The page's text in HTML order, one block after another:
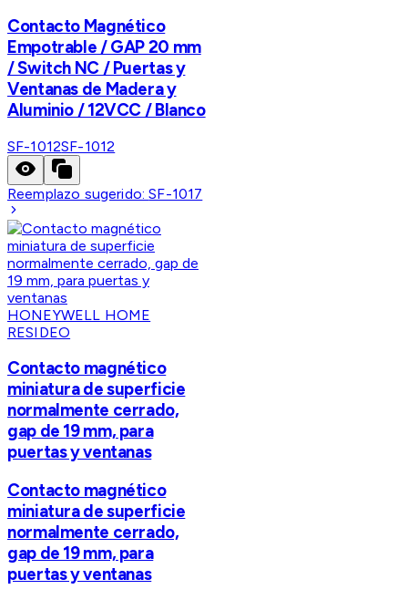
Contacto Magnético
Empotrable / GAP 20 mm
/ Switch NC / Puertas y
Ventanas de Madera y
Aluminio / 12VCC / Blanco
SF-1012SF-1012
Reemplazo sugerido:SF-1017
HONEYWELL HOME
RESIDEO
Contacto magnético
miniatura de superficie
normalmente cerrado,
gap de 19 mm, para
puertas y ventanas
Contacto magnético
miniatura de superficie
normalmente cerrado,
gap de 19 mm, para
puertas y ventanas